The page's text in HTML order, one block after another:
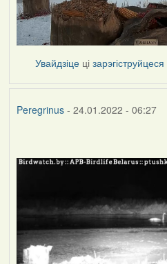
Увайдзіце цізарэгіструйцеся
Peregrinus- 24.01.2022 - 06:27